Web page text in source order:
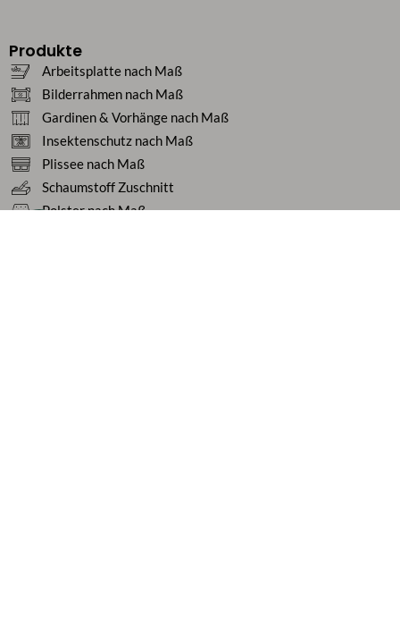
Produkte
Arbeitsplatte nach Maß
Bilderrahmen nach Maß
Gardinen & Vorhänge nach Maß
Insektenschutz nach Maß
Plissee nach Maß
Schaumstoff Zuschnitt
Polster nach Maß